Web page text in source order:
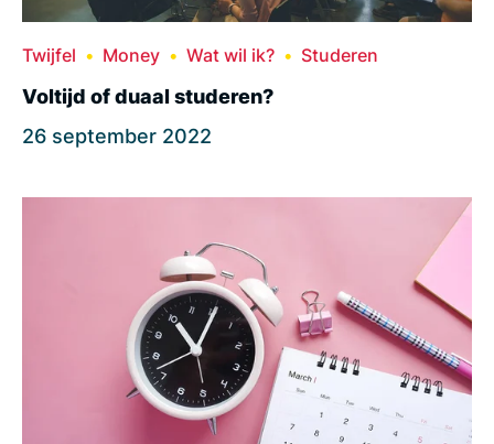
Twijfel Money Wat wil ik? Studeren
Voltijd of duaal studeren?
26 september 2022